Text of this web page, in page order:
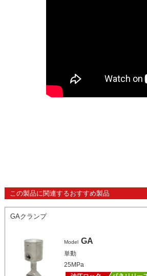
この製品に関連するおすすめ製品
GAクランプ
Model GA
単動
25MPa